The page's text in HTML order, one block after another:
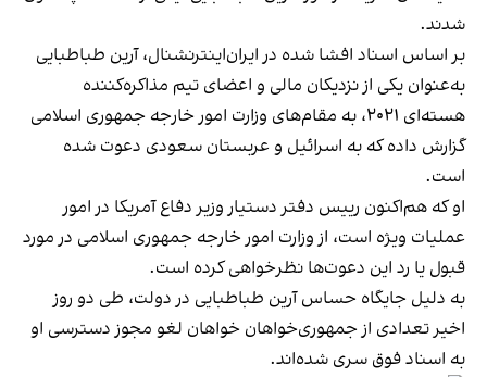
شدند.
بر اساس اسناد افشا شده در ایران‌اینترنشنال، آرین طباطبایی
به‌عنوان یکی از نزدیکان مالی و اعضای تیم مذاکره‌کننده
هسته‌ای ۲۰۲۱، به مقام‌های وزارت امور خارجه جمهوری اسلامی
گزارش داده که به اسرائیل و عربستان سعودی دعوت شده
است.
او که هم‌اکنون رییس دفتر دستیار وزیر دفاع آمریکا در امور
عملیات ویژه است، از وزارت امور خارجه جمهوری اسلامی در مورد
قبول یا رد این دعوت‌ها نظرخواهی کرده است.
به دلیل جایگاه حساس آرین طباطبایی در دولت، طی دو روز
اخیر تعدادی از جمهوری‌خواهان خواهان لغو مجوز دسترسی او
به اسناد فوق سری شده‌اند.